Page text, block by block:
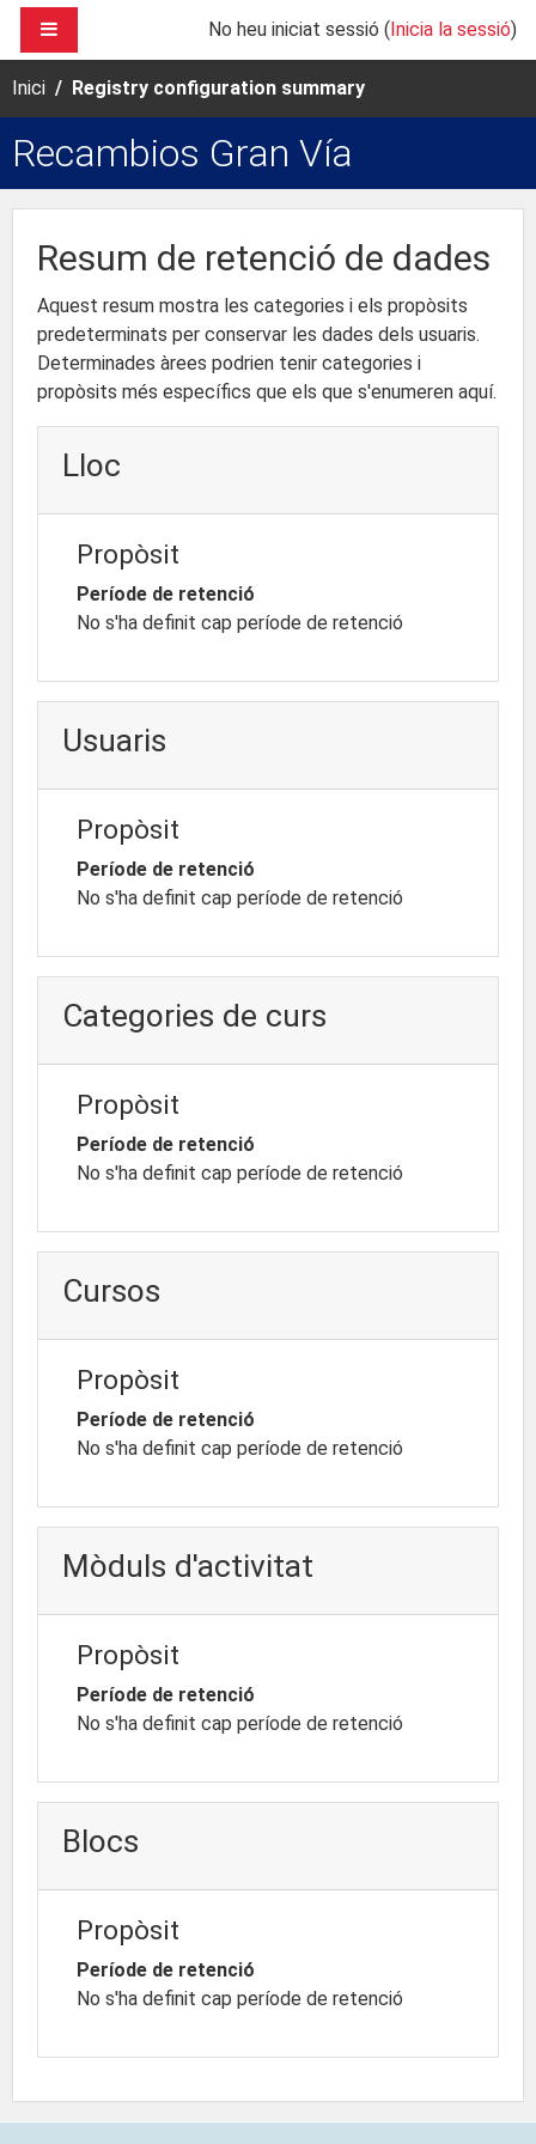
Ves al contingut principal
No heu iniciat sessió (Inicia la sessió)
Inici Registry configuration summary
Recambios Gran Vía
Resum de retenció de dades
Aquest resum mostra les categories i els propòsits
predeterminats per conservar les dades dels usuaris.
Determinades àrees podrien tenir categories i
propòsits més específics que els que s'enumeren aquí.
Lloc
Propòsit
Període de retenció
No s'ha definit cap període de retenció
Usuaris
Propòsit
Període de retenció
No s'ha definit cap període de retenció
Categories de curs
Propòsit
Període de retenció
No s'ha definit cap període de retenció
Cursos
Propòsit
Període de retenció
No s'ha definit cap període de retenció
Mòduls d'activitat
Propòsit
Període de retenció
No s'ha definit cap període de retenció
Blocs
Propòsit
Període de retenció
No s'ha definit cap període de retenció